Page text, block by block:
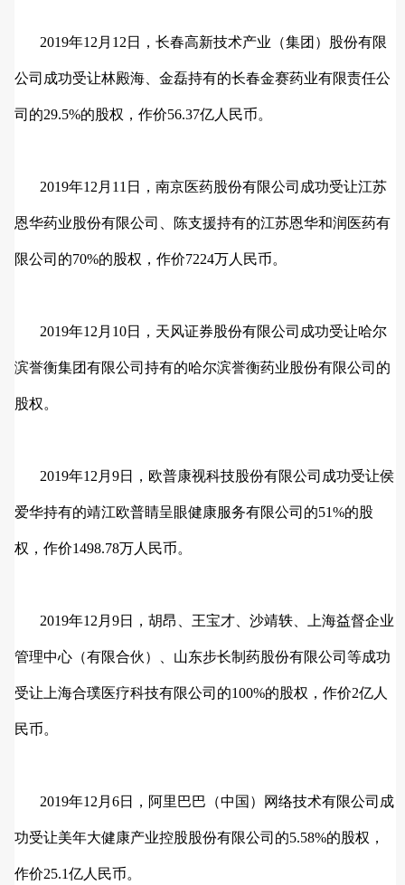
2019年12月12日，长春高新技术产业（集团）股份有限
公司成功受让林殿海、金磊持有的长春金赛药业有限责任公
司的29.5%的股权，作价56.37亿人民币。
2019年12月11日，南京医药股份有限公司成功受让江苏
恩华药业股份有限公司、陈支援持有的江苏恩华和润医药有
限公司的70%的股权，作价7224万人民币。
2019年12月10日，天风证券股份有限公司成功受让哈尔
滨誉衡集团有限公司持有的哈尔滨誉衡药业股份有限公司的
股权。
2019年12月9日，欧普康视科技股份有限公司成功受让侯
爱华持有的靖江欧普睛呈眼健康服务有限公司的51%的股
权，作价1498.78万人民币。
2019年12月9日，胡昂、王宝才、沙靖轶、上海益督企业
管理中心（有限合伙）、山东步长制药股份有限公司等成功
受让上海合璞医疗科技有限公司的100%的股权，作价2亿人
民币。
2019年12月6日，阿里巴巴（中国）网络技术有限公司成
功受让美年大健康产业控股股份有限公司的5.58%的股权，
作价25.1亿人民币。